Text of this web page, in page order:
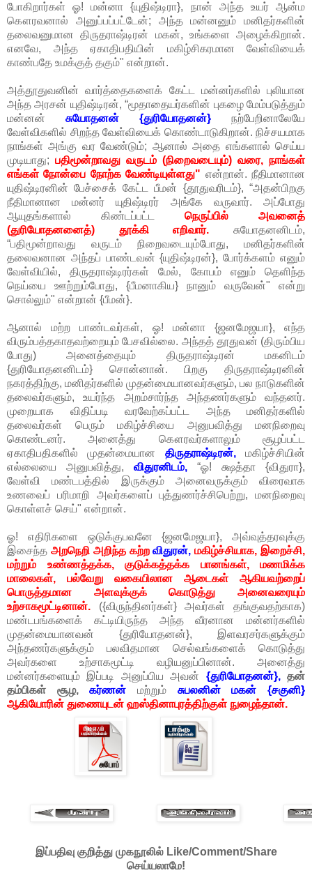
போகிறார்கள் ஓ! மன்னா {யுதிஷ்டிரா}, நான் அந்த உயர் ஆன்ம
கௌரவனால் அனுப்பப்பட்டேன்; அந்த மன்னனும் மனிதர்களின்
தலைவனுமான திருதராஷ்டிரன் மகன், உங்களை அழைக்கிறான்.
எனவே, அந்த ஏகாதிபதியின் மகிழ்சிகரமான வேள்வியைக்
காண்பதே உமக்குத் தகும்" என்றான்.
அத்தூதுவனின் வார்த்தைகளைக் கேட்ட மன்னர்களில் புலியான
அந்த அரசன் யுதிஷ்டிரன், “மூதாதையர்களின் புகழை மேம்படுத்தும்
மன்னன் சுயோதனன் {துரியோதனன்} நற்பேறினாலேயே
வேள்விகளில் சிறந்த வேள்வியைக் கொண்டாடுகிறான். நிச்சயமாக
நாங்கள் அங்கு வர வேண்டும்; ஆனால் அதை எங்களால் செய்ய
முடியாது; பதிமூன்றாவது வருடம் (நிறைவடையும்) வரை, நாங்கள்
எங்கள் நோன்பை நோற்க வேண்டியுள்ளது" என்றான். நீதிமானான
யுதிஷ்டிரனின் பேச்சைக் கேட்ட பீமன் {தூதுவரிடம்}, “அதன்பிறகு
நீதிமானான மன்னர் யுதிஷ்டிரர் அங்கே வருவார். அப்போது
ஆயுதங்களால் கிண்டப்பட்ட நெருப்பில் அவனைத்
(துரியோதனனைத்) தூக்கி எறிவார். சுயோதனனிடம்,
“பதிமூன்றாவது வருடம் நிறைவடையும்போது, மனிதர்களின்
தலைவனான அந்தப் பாண்டவன் {யுதிஷ்டிரன்}, போர்க்களம் எனும்
வேள்வியில், திருதராஷ்டிரர்கள் மேல், கோபம் எனும் தெளிந்த
நெய்யை ஊற்றும்போது, {பீமனாகிய} நானும் வருவேன்" என்று
சொல்லும்" என்றான் {பீமன்}.
ஆனால் மற்ற பாண்டவர்கள், ஓ! மன்னா {ஜனமேஜயா}, எந்த
விரும்பத்தகாதவற்றையும் பேசவில்லை. அந்தத் தூதுவன் (திரும்பிய
போது) அனைத்தையும் திருதராஷ்டிரன் மகனிடம்
{துரியோதனனிடம்} சொன்னான். பிறகு திருதராஷ்டிரனின்
நகரத்திற்கு, மனிதர்களில் முதன்மையானவர்களும், பல நாடுகளின்
தலைவர்களும், உயர்ந்த அறம்சார்ந்த அந்தணர்களும் வந்தனர்.
முறையாக விதிப்படி வரவேற்கப்பட்ட அந்த மனிதர்களில்
தலைவர்கள் பெரும் மகிழ்ச்சியை அனுபவித்து மனநிறைவு
கொண்டனர். அனைத்து கௌரவர்களாலும் சூழப்பட்ட
ஏகாதிபதிகளில் முதன்மையான திருதராஷ்டிரன்,மகிழ்ச்சியின்
எல்லையை அனுபவித்து, விதுரனிடம், “ஓ! க்ஷத்தா {விதுரா},
வேள்வி மண்டபத்தில் இருக்கும் அனைவருக்கும் விரைவாக
உணவைப் பரிமாறி அவர்களைப் புத்துணர்ச்சிபெற்று, மனநிறைவு
கொள்ளச் செய்" என்றான்.
ஓ! எதிரிகளை ஒடுக்குபவனே {ஜனமேஜயா}, அவ்வுத்தரவுக்கு
இசைந்த அறநெறி அறிந்த கற்றவிதுரன்,மகிழ்ச்சியாக, இறைச்சி,
மற்றும் உண்ணத்தக்க, குடுக்கத்தக்க பானங்கள், மணமிக்க
மாலைகள், பல்வேறு வகையிலான ஆடைகள் ஆகியவற்றைப்
பொருத்தமான அளவுக்குக் கொடுத்து அனைவரையும்
உற்சாகமூட்டினான். ({விருந்தினர்கள்} அவர்கள் தங்குவதற்காக)
மண்டபங்களைக் கட்டியிருந்த அந்த வீரனான மன்னர்களில்
முதன்மையானவன் {துரியோதனன்}, இளவரசர்களுக்கும்
அந்தணர்களுக்கும் பலவிதமான செல்வங்களைக் கொடுத்து
அவர்களை உற்சாகமூட்டி வழியனுப்பினான். அனைத்து
மன்னர்களையும் இப்படி அனுப்பிய அவன் {துரியோதனன்},தன்
தம்பிகள் சூழ,
கர்ணன் மற்றும் சுபலனின் மகன் {சகுனி}
ஆகியோரின் துணையுடன் ஹஸ்தினாபுரத்திற்குள் நுழைந்தான்.
இப்பதிவு குறித்து முகநூலில் Like/Comment/Share
செய்யலாமே!